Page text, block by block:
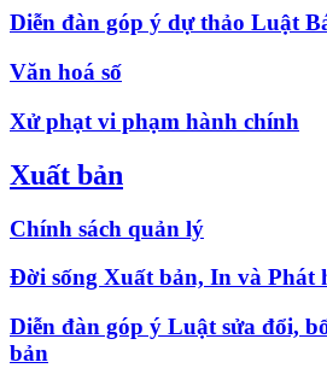
Diễn đàn góp ý dự thảo Luật
Văn hoá số
Xử phạt vi phạm hành chính
Xuất bản
Chính sách quản lý
Đời sống Xuất bản, In và Phát
Diễn đàn góp ý Luật sửa đổi,
bản